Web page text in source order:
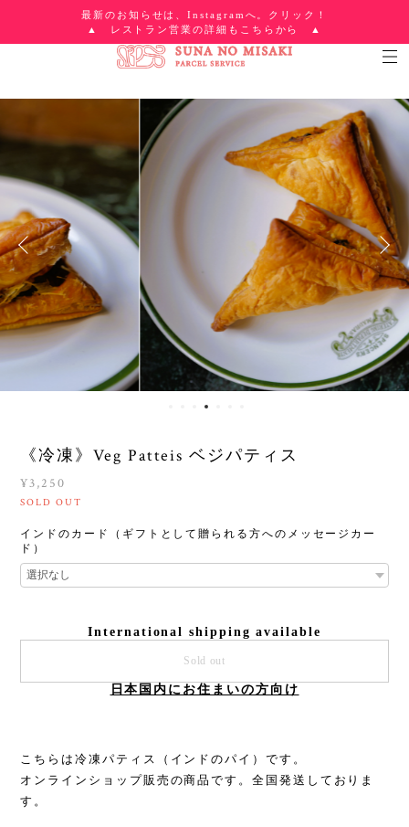
最新のお知らせは、Instagramへ。クリック！
▲ レストラン営業の詳細もこちらから ▲
《冷凍》Veg Patteis ベジパティス
¥3,250
SOLD OUT
インドのカード（ギフトとして贈られる方へのメッセージカー
ド）
International shipping available
Sold out
日本国内にお住まいの方向け
こちらは冷凍パティス（インドのパイ）です。
オンラインショップ販売の商品です。全国発送しておりま
す。